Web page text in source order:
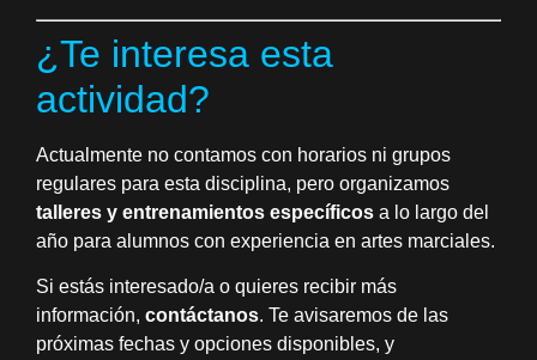
¿Te interesa esta
actividad?
Actualmente no contamos con horarios ni grupos
regulares para esta disciplina, pero organizamos
talleres y entrenamientos específicos a lo largo del
año para alumnos con experiencia en artes marciales.
Si estás interesado/a o quieres recibir más
información, contáctanos. Te avisaremos de las
próximas fechas y opciones disponibles, y